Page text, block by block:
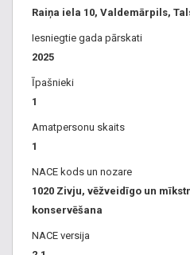
Raiņa iela 10, Valdemārpils,
Iesniegtie gada pārskati
2025
Īpašnieki
1
Amatpersonu skaits
1
NACE kods un nozare
1020 Zivju, vēžveidīgo un
konservēšana
NACE versija